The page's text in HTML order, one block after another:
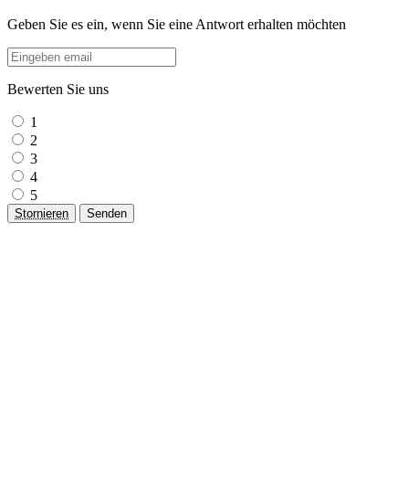
Geben Sie es ein, wenn Sie eine Antwort erhalten möchten
Bewerten Sie uns
1
2
3
4
5
Stornieren Senden